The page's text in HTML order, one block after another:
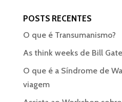
POSTS RECENTES
O que é Transumanismo?
As think weeks de Bill
O que é a Síndrome de
viagem